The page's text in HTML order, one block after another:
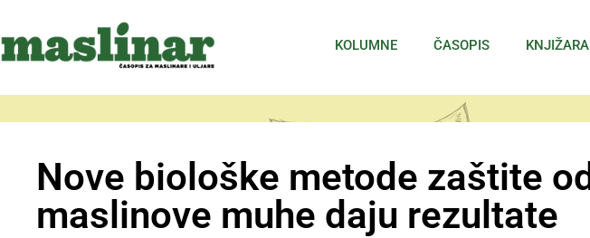
KOLUMNE ČASOPIS KNJIŽARA
Nove biološke metode zaštite od
maslinove muhe daju rezultate